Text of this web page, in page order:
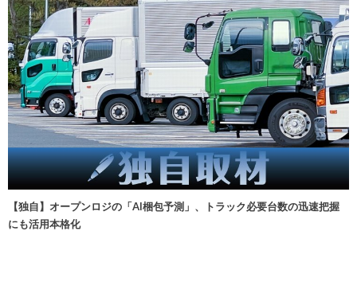
【独自】オープンロジの「AI梱包予測」、トラック必要台数の迅速把握
にも活用本格化